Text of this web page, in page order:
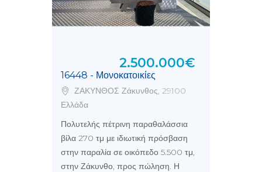
16448 - Μονοκατοικίες
2.500.000€
ΖΑΚΥΝΘΟΣ Ζάκυνθος, 29100
Ελλάδα
Πολυτελής πέτρινη παραθαλάσσια
βίλα 270 τμ με ιδιωτική πρόσβαση
στην παραλία σε οικόπεδο 5.500 τμ,
στην Ζάκυνθο, προς πώληση. Η